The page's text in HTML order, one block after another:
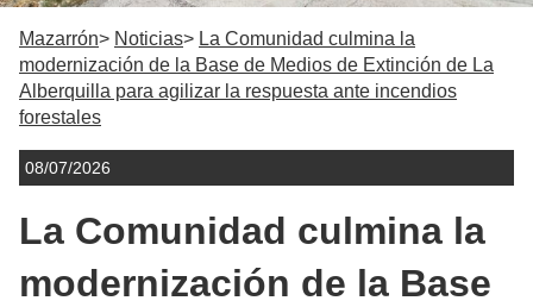
Mazarrón Noticias
La Comunidad culmina la
modernización de la Base de Medios de Extinción de La
Alberquilla para agilizar la respuesta ante incendios
forestales
08/07/2026
La Comunidad culmina la
modernización de la Base